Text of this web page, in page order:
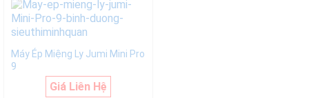
Máy Ép Miệng Ly Jumi Mini Pro
9
Giá Liên Hệ